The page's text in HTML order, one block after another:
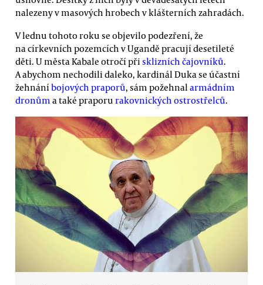
nalezeny v masových hrobech v klášterních zahradách.
V lednu tohoto roku se objevilo podezření, že
na církevních pozemcích v Ugandě pracují desetileté
děti. U města Kabale otročí při sklizních čajovníků.
A abychom nechodili daleko, kardinál Duka se účastní
žehnání bojových praporů, sám požehnal armádním
dronům a také praporu rakovnických ostrostřelců.